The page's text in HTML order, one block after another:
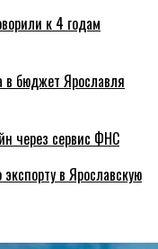
к 4 годам
в бюджет Ярославля
через сервис ФНС
в Ярославскую